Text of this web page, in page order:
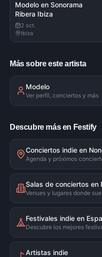
Modelo en Sonorama
Ribera Ibiza
2 oct.
Ibiza
Más sobre este artista
Modelo
Ver perfil, conciertos y más
Descubre más en Festify
Conciertos indie en
Agenda y próximos
Salas de conciertos en
Venues y lugares donde
Festivales indie en
Descubre los mejores
Artistas indie